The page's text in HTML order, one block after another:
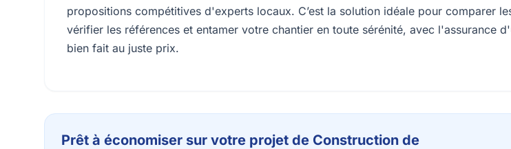
propositions compétitives d'experts locaux. C’est la solution idéale pour comparer
vérifier les références et entamer votre chantier en toute sérénité, avec l'assurance
bien fait au juste prix.
Prêt à économiser sur votre projet de Construction de